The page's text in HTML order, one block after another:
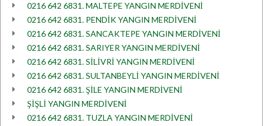
0216 642 6831. MALTEPE YANGIN MERDİVENİ
0216 642 6831. PENDİK YANGIN MERDİVENİ
0216 642 6831. SANCAKTEPE YANGIN MERDİVENİ
0216 642 6831. SARIYER YANGIN MERDİVENİ
0216 642 6831. SİLİVRİ YANGIN MERDİVENİ
0216 642 6831. SULTANBEYLİ YANGIN MERDİVENİ
0216 642 6831. ŞİLE YANGIN MERDİVENİ
ŞİŞLİ YANGIN MERDİVENİ
0216 642 6831. TUZLA YANGIN MERDİVENİ